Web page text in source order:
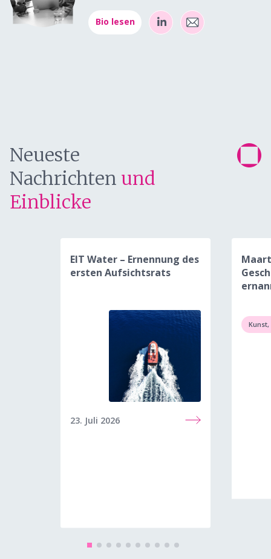
Bio lesen
Neueste
Nachrichten und
Einblicke
EIT Water – Ernennung des
ersten Aufsichtsrats
23. Juli 2026